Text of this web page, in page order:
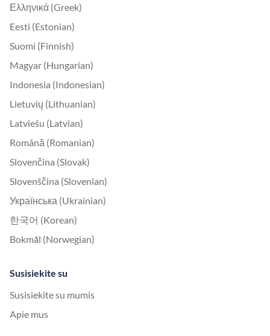
Ελληνικά (Greek)
Eesti (Estonian)
Suomi (Finnish)
Magyar (Hungarian)
Indonesia (Indonesian)
Lietuvių (Lithuanian)
Latviešu (Latvian)
Română (Romanian)
Slovenčina (Slovak)
Slovenščina (Slovenian)
Українська (Ukrainian)
한국어 (Korean)
Bokmål (Norwegian)
Susisiekite su
Susisiekite su mumis
Apie mus